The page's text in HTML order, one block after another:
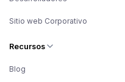
Sitio web Corporativo
Recursos
Blog